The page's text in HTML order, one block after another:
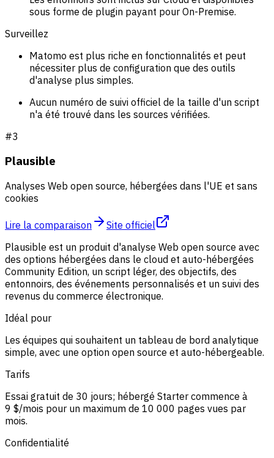
sous forme de plugin payant pour On-Premise.
Surveillez
Matomo est plus riche en fonctionnalités et peut
nécessiter plus de configuration que des outils
d'analyse plus simples.
Aucun numéro de suivi officiel de la taille d'un script
n'a été trouvé dans les sources vérifiées.
#3
Plausible
Analyses Web open source, hébergées dans l'UE et sans
cookies
Lire la comparaison
Site officiel
Plausible est un produit d'analyse Web open source avec
des options hébergées dans le cloud et auto-hébergées
Community Edition, un script léger, des objectifs, des
entonnoirs, des événements personnalisés et un suivi des
revenus du commerce électronique.
Idéal pour
Les équipes qui souhaitent un tableau de bord analytique
simple, avec une option open source et auto-hébergeable.
Tarifs
Essai gratuit de 30 jours; hébergé Starter commence à
9 $/mois pour un maximum de 10 000 pages vues par
mois.
Confidentialité